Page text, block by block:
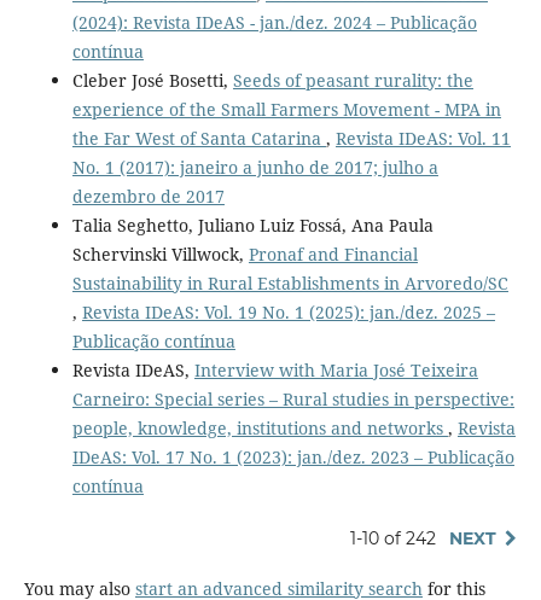
(2024): Revista IDeAS - jan./dez. 2024 – Publicação
contínua
Cleber José Bosetti, Seeds of peasant rurality: the
experience of the Small Farmers Movement - MPA in
the Far West of Santa Catarina , Revista IDeAS: Vol. 11
No. 1 (2017): janeiro a junho de 2017; julho a
dezembro de 2017
Talia Seghetto, Juliano Luiz Fossá, Ana Paula
Schervinski Villwock, Pronaf and Financial
Sustainability in Rural Establishments in Arvoredo/SC
, Revista IDeAS: Vol. 19 No. 1 (2025): jan./dez. 2025 –
Publicação contínua
Revista IDeAS, Interview with Maria José Teixeira
Carneiro: Special series – Rural studies in perspective:
people, knowledge, institutions and networks , Revista
IDeAS: Vol. 17 No. 1 (2023): jan./dez. 2023 – Publicação
contínua
1-10 of 242 NEXT
You may also start an advanced similarity search for this